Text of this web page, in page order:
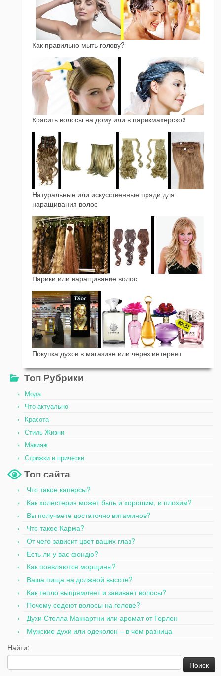
Как правильно мыть голову?
Красить волосы на дому или в парикмахерской
Натуральные или искусственные пряди для
наращивания волос
Парики или наращивание волос
Покупка духов в магазине или через интернет
Топ Рубрики
Мода
Что актуально
Красота
Стиль Жизни
Макияж
Стрижки и прически
Топ сайта
Что такое каперсы?
Как холестерин может быть и хорошим, и плохим?
Вы получаете достаточно витаминов?
Что такое Карма?
От чего зависит цвет ваших глаз?
Есть ли у вас фондю?
Как появляются морщины?
Ваша пища на должной высоте?
Как тепло выпрямляет и завивает волосы?
Почему седеют волосы на голове?
Духи Стелла Маккартни или аромат от Герлен
Мужские духи или одеколон – в чем разница
Найти: